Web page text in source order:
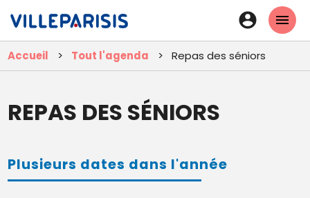
contenu
principal
En-
tête
-
Accueil Tout l'agenda Repas des séniors
REPAS DES SÉNIORS
Plusieurs dates dans l'année